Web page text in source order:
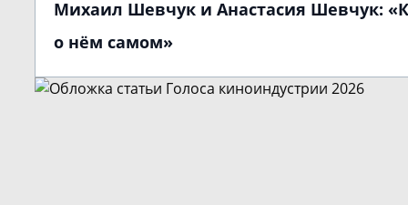
Михаил Шевчук и Анастасия Шевчук:
о нём самом»